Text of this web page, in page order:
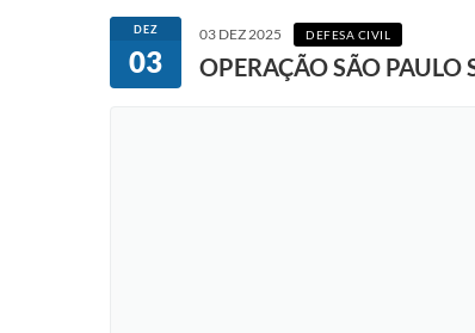
DEZ
03
03 DEZ 2025 DEFESA CIVIL
OPERAÇÃO SÃO